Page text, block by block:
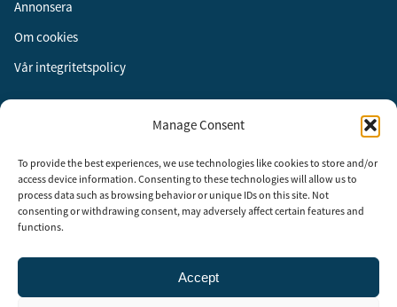
Manage Consent
To provide the best experiences, we use technologies like cookies to store and/or
access device information. Consenting to these technologies will allow us to
process data such as browsing behavior or unique IDs on this site. Not
consenting or withdrawing consent, may adversely affect certain features and
functions.
Accept
Annonsera
Om cookies
Vår integritetspolicy
Instagram
LinkedIn